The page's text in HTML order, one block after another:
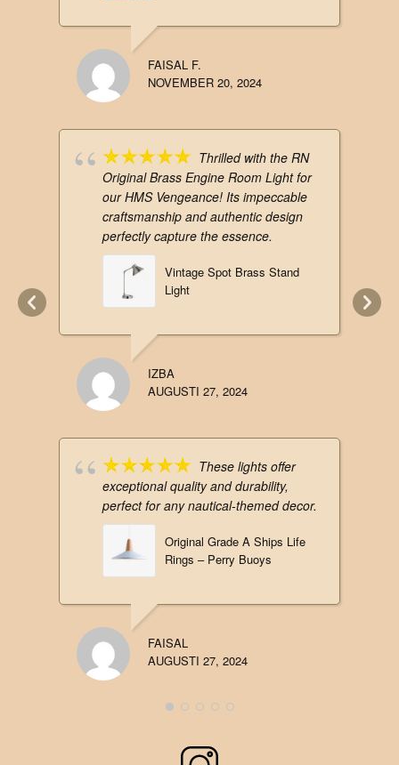
FAISAL F.
NOVEMBER 20, 2024
Thrilled with the RN
Original Brass Engine Room Light for
our HMS Vengeance! Its impeccable
craftsmanship and authentic design
perfectly capture the essence.
Vintage Spot Brass Stand
Light
IZBA
AUGUSTI 27, 2024
These lights offer
exceptional quality and durability,
perfect for any nautical-themed decor.
Original Grade A Ships Life
Rings – Perry Buoys
FAISAL
AUGUSTI 27, 2024